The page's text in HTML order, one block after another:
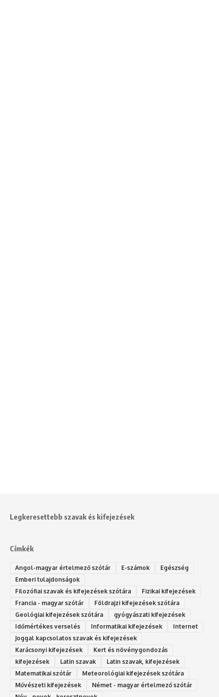
Legkeresettebb szavak és kifejezések
Címkék
Angol-magyar értelmező szótár E-számok
Egészség
Emberi tulajdonságok
Filozófiai szavak és kifejezések szótára
Fizikai kifejezések
Francia - magyar szótár
Földrajzi kifejezések szótára
Geológiai kifejezések szótára
gyógyászati kifejezések
Időmértékes verselés
Informatikai kifejezések
Internet
Joggal kapcsolatos szavak és kifejezések
Karácsonyi kifejezések
Kert és növénygondozás
kifejezések
Latin szavak
Latin szavak, kifejezések
Matematikai szótár
Meteorológiai kifejezések szótára
Művészeti kifejezések
Német - magyar értelmező szótár